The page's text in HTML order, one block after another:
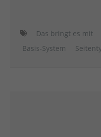
Das bringt es mit
Basis-System